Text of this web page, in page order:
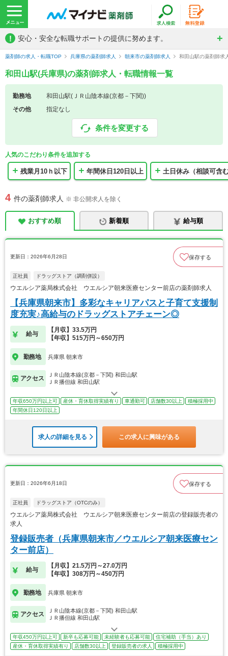
! 安心・安全な転職サポートの提供に努めます。
薬剤師の求人・転職TOP 兵庫県の薬剤師求人 朝来市の薬剤師求人 和田山駅の薬剤師求
和田山駅(兵庫県)の薬剤師求人・転職情報一覧
勤務地
和田山駅(ＪＲ山陰本線(京都－下関))
その他
指定なし
条件を変更する
人気のこだわり条件を追加する
残業月10ｈ以下 年間休日120日以上 土日休み（相談可含
4 件の薬剤師求人 ※ 非公開求人を除く
おすすめ順 新着順 給与順
更新日：2026年6月28日 保存する
正社員 ドラッグストア（調剤併設）
ウエルシア薬局株式会社 ウエルシア朝来医療センター前店の薬剤師求人
【兵庫県朝来市】多彩なキャリアパスと子育て支援制
度充実♪高給与のドラッグストアチェーン◎
給与
【月収】33.5万円
【年収】515万円～650万円
勤務地 兵庫県 朝来市
アクセス
ＪＲ山陰本線(京都－下関) 和田山駅
ＪＲ播但線 和田山駅
年収650万円以上可 産休・育休取得実績有り 車通勤可 店舗数30以上
積極採用中
年間休日120日以上
求人の詳細を見る この求人に興味がある
更新日：2026年6月18日 保存する
正社員 ドラッグストア（OTCのみ）
ウエルシア薬局株式会社 ウエルシア朝来医療センター前店の登録販売者の
求人
登録販売者（兵庫県朝来市／ウエルシア朝来医療セン
ター前店）
給与
【月収】21.5万円～27.0万円
【年収】308万円～450万円
勤務地 兵庫県 朝来市
アクセス
ＪＲ山陰本線(京都－下関) 和田山駅
ＪＲ播但線 和田山駅
年収450万円以上可 新卒も応募可能 未経験者も応募可能
住宅補助（手当）あり
産休・育休取得実績有り
店舗数30以上 登録販売者の求人 積極採用中